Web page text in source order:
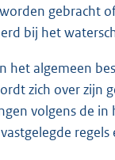
gebracht
bij het
het algemeen
zich over zijn
volgens de in
regels